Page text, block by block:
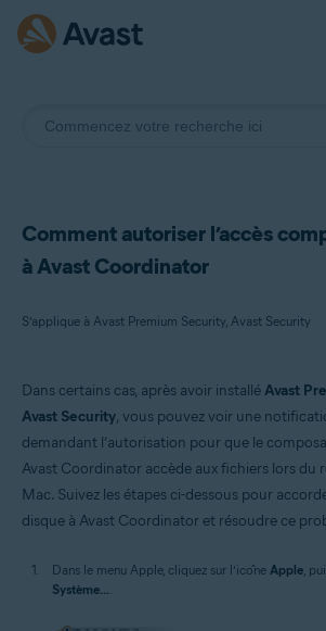
Comment autoriser l’accès
à Avast Coordinator
S’applique à Avast Premium Security, Avast Security
Avast Security
Systèmes d'exploitation:
macOS
Dans certains cas, après avoir installéAvast
Avast Security, vous pouvez voir une
demandant l’autorisation pour que le
Avast Coordinator accède aux fichiers lors du
Mac. Suivez les étapes ci-dessous pour
disque à Avast Coordinator et résoudre ce
Dans le menu Apple, cliquez sur l’icône Apple,
Système....